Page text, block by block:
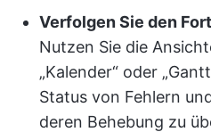
Verfolgen Sie den
Nutzen Sie die
„Kalender“ oder
Status von Fehlern
deren Behebung zu